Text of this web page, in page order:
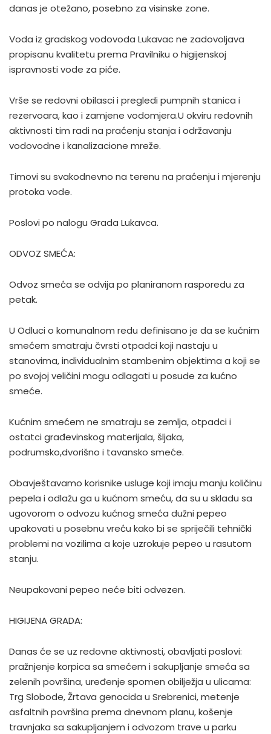
danas je otežano, posebno za visinske zone.
Voda iz gradskog vodovoda Lukavac ne zadovoljava
propisanu kvalitetu prema Pravilniku o higijenskoj
ispravnosti vode za piće.
Vrše se redovni obilasci i pregledi pumpnih stanica i
rezervoara, kao i zamjene vodomjera.U okviru redovnih
aktivnosti tim radi na praćenju stanja i održavanju
vodovodne i kanalizacione mreže.
Timovi su svakodnevno na terenu na praćenju i mjerenju
protoka vode.
Poslovi po nalogu Grada Lukavca.
ODVOZ SMEĆA:
Odvoz smeća se odvija po planiranom rasporedu za
petak.
U Odluci o komunalnom redu definisano je da se kućnim
smećem smatraju čvrsti otpadci koji nastaju u
stanovima, individualnim stambenim objektima a koji se
po svojoj veličini mogu odlagati u posude za kućno
smeće.
Kućnim smećem ne smatraju se zemlja, otpadci i
ostatci građevinskog materijala, šljaka,
podrumsko,dvorišno i tavansko smeće.
Obavještavamo korisnike usluge koji imaju manju količinu
pepela i odlažu ga u kućnom smeću, da su u skladu sa
ugovorom o odvozu kućnog smeća dužni pepeo
upakovati u posebnu vreću kako bi se spriječili tehnički
problemi na vozilima a koje uzrokuje pepeo u rasutom
stanju.
Neupakovani pepeo neće biti odvezen.
HIGIJENA GRADA:
Danas će se uz redovne aktivnosti, obavljati poslovi:
pražnjenje korpica sa smećem i sakupljanje smeća sa
zelenih površina, uređenje spomen obilježja u ulicama:
Trg Slobode, Žrtava genocida u Srebrenici, metenje
asfaltnih površina prema dnevnom planu, košenje
travnjaka sa sakupljanjem i odvozom trave u parku